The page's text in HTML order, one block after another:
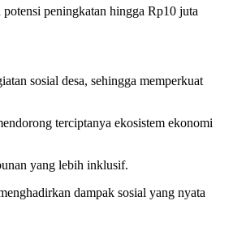
peningkatan hingga Rp10 juta
sosial desa, sehingga memperkuat
terciptanya ekosistem ekonomi
yang lebih inklusif.
dampak sosial yang nyata